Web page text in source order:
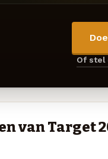
Of stel
van Target